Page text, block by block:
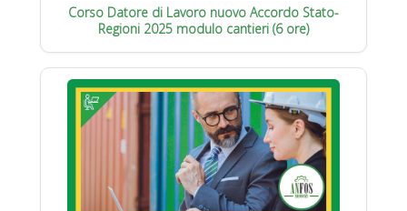
Corso Datore di Lavoro nuovo Accordo Stato-
Regioni 2025 modulo cantieri (6 ore)